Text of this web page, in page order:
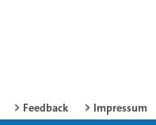
Feedback Impressum